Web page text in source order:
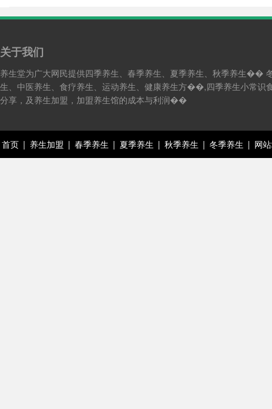
关于我们
养生堂为广大网民提供四季养生、春季养生、夏季养生、秋季养生��
生、中医养生、食疗养生、运动养生、健康养生方��,四季养生小常识
分享，及养生加盟，加盟养生馆的成本与利润��
首页 | 养生加盟 | 春季养生 | 夏季养生 | 秋季养生 | 冬季养生 | 网